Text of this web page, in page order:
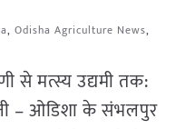
, Odisha Agriculture News,
से मत्स्य उद्यमी तक:
– ओडिशा के संभलपुर